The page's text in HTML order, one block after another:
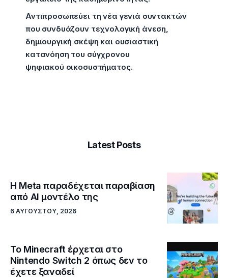
Αντιπροσωπεύει τη νέα γενιά συντακτών
που συνδυάζουν τεχνολογική άνεση,
δημιουργική σκέψη και ουσιαστική
κατανόηση του σύγχρονου
ψηφιακού οικοσυστήματος.
Latest Posts
Η Meta παραδέχεται παραβίαση
από AI μοντέλο της
6 ΑΥΓΟΎΣΤΟΥ, 2026
Το Minecraft έρχεται στο
Nintendo Switch 2 όπως δεν το
έχετε ξαναδεί